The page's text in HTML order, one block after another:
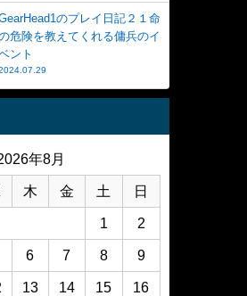
のプレイ日記２１命
危険を教えてくれる傭兵のイ
ント
年8月
木 金 土 日
1 2
6 7 8 9
13 14 15 16